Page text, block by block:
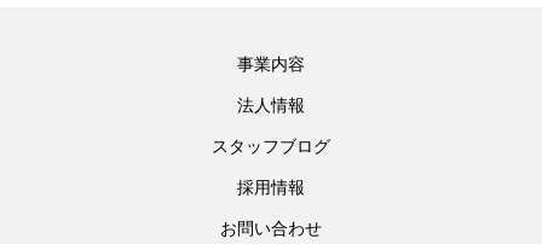
事業内容
法人情報
スタッフブログ
採用情報
お問い合わせ